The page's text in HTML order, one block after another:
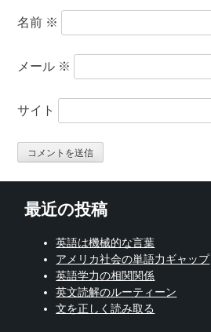
名前 ※
メール ※
サイト
最近の投稿
英語は機械的な言葉
アメリカ社会の単語力ギャップ
英語学力の相関関係
英文読解のルーティーン
文を正しく読み取る